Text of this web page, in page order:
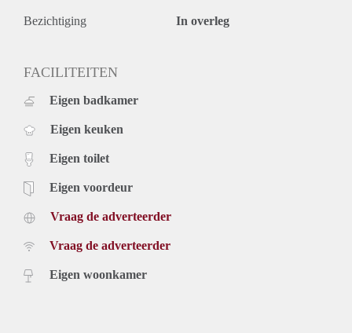
Bezichtiging In overleg
FACILITEITEN
Eigen badkamer
Eigen keuken
Eigen toilet
Eigen voordeur
Vraag de adverteerder
Vraag de adverteerder
Eigen woonkamer